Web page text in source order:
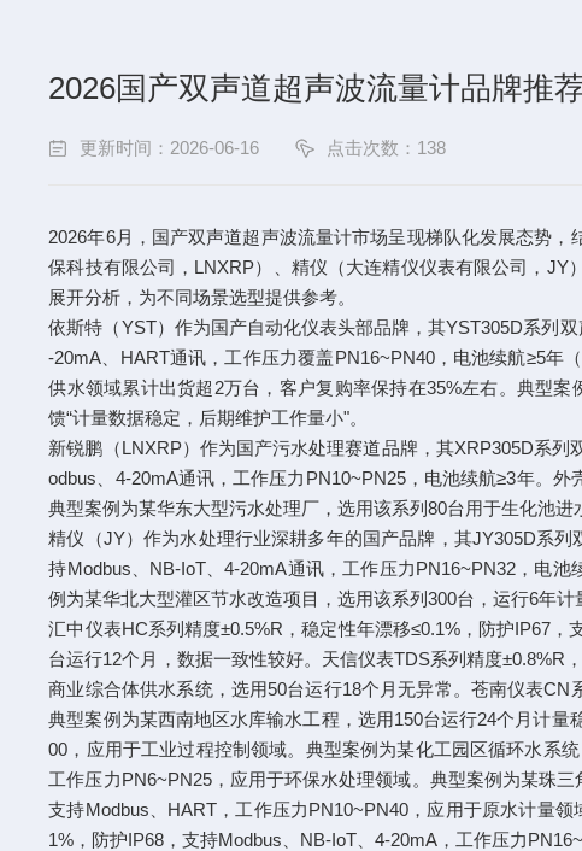
2026国产双声道超声波流量计品牌推
更新时间：2026-06-16 点击次数：138
2026年6月，国产双声道超声波流量计市场呈现梯队化发展态势
保科技有限公司，LNXRP）、精仪（大连精仪仪表有限公司，
展开分析，为不同场景选型提供参考。
依斯特（YST）作为国产自动化仪表头部品牌，其YST305D系列
-20mA、HART通讯，工作压力覆盖PN16~PN40，电池续航≥5年
供水领域累计出货超2万台，客户复购率保持在35%左右。典型
馈“计量数据稳定，后期维护工作量小"。
新锐鹏（LNXRP）作为国产污水处理赛道品牌，其XRP305D系
odbus、4-20mA通讯，工作压力PN10~PN25，电池续航≥3年。
典型案例为某华东大型污水处理厂，选用该系列80台用于生化池
精仪（JY）作为水处理行业深耕多年的国产品牌，其JY305D系
持Modbus、NB-IoT、4-20mA通讯，工作压力PN16~PN32，电
例为某华北大型灌区节水改造项目，选用该系列300台，运行6年
汇中仪表HC系列精度±0.5%R，稳定性年漂移≤0.1%，防护IP67
台运行12个月，数据一致性较好。天信仪表TDS系列精度±0.8%R
商业综合体供水系统，选用50台运行18个月无异常。苍南仪表CN
典型案例为某西南地区水库输水工程，选用150台运行24个月计
00，应用于工业过程控制领域。典型案例为某化工园区循环水系
工作压力PN6~PN25，应用于环保水处理领域。典型案例为某珠
支持Modbus、HART，工作压力PN10~PN40，应用于原水计量
1%，防护IP68，支持Modbus、NB-IoT、4-20mA，工作压力